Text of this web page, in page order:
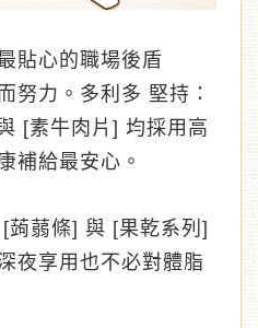
貼心的職場後盾
努力。多利多 堅持：
[素牛肉片] 均採用高
補給最安心。
蒟蒻條] 與 [果乾系列]
夜享用也不必對體脂